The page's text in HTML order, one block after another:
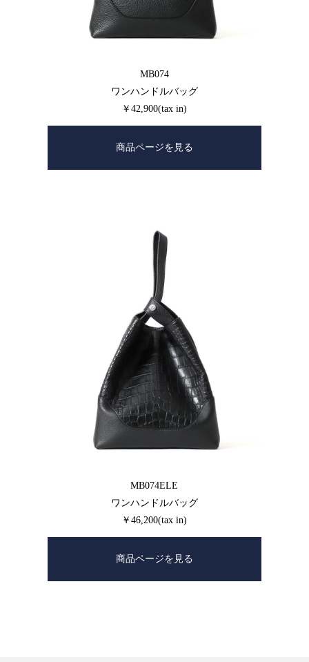
MB074
ワンハンドルバッグ
￥42,900(tax in)
商品ページを見る
MB074ELE
ワンハンドルバッグ
￥46,200(tax in)
商品ページを見る